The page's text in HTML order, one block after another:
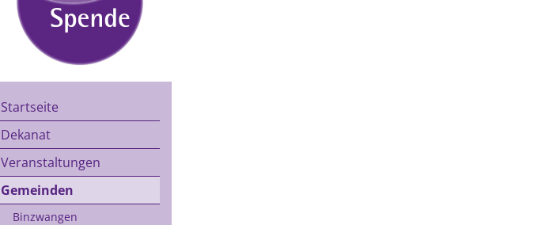
Startseite
Dekanat
Veranstaltungen
Gemeinden
Binzwangen